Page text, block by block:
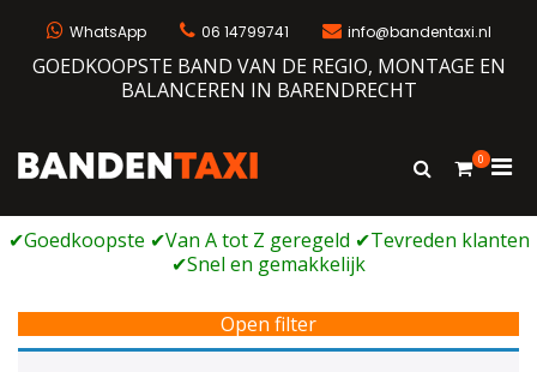
WhatsApp 06 14799741 info@bandentaxi.nl
GOEDKOOPSTE BAND VAN DE REGIO, MONTAGE EN
BALANCEREN IN BARENDRECHT
Bandengarage met eigen webshop
Toon
0
voor
Open filter